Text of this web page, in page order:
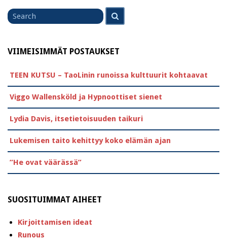
Search
for
VIIMEISIMMÄT POSTAUKSET
TEEN KUTSU – TaoLinin runoissa kulttuurit kohtaavat
Viggo Wallensköld ja Hypnoottiset sienet
Lydia Davis, itsetietoisuuden taikuri
Lukemisen taito kehittyy koko elämän ajan
”He ovat väärässä”
SUOSITUIMMAT AIHEET
Kirjoittamisen ideat
Runous